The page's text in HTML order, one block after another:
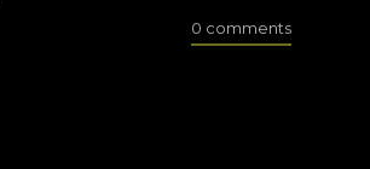
0 comments